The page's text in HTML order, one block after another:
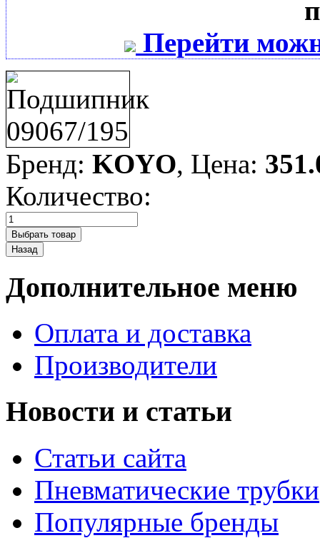
Перейти
Бренд: KOYO, Цена:
Количество:
Дополнительное меню
Оплата и доставка
Производители
Новости и статьи
Статьи сайта
Пневматические трубки
Популярные бренды